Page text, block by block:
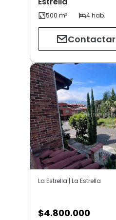
Contactar
La Estrella | La Estrella
$4.800.000